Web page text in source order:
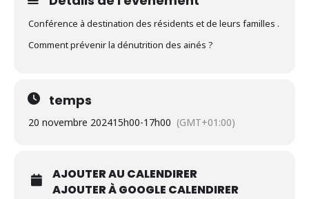
Conférence à destination des résidents et de leurs familles .
Comment prévenir la dénutrition des ainés ?
temps
20 novembre 202415h00-17h00 (GMT+01:00)
AJOUTER AU CALENDIRER
AJOUTER À GOOGLE CALENDIRER